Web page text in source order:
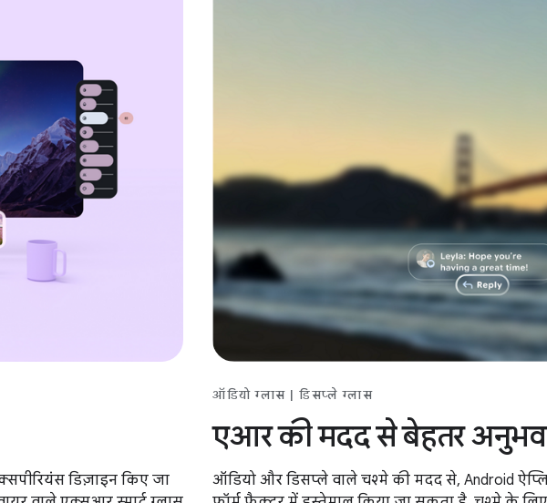
डिज़ाइन किए जा
ऑडियो ग्लास | डिसप्ले ग्लास
एआर की मदद से बेहतर अनुभव
ऑडियो और डिसप्ले वाले चश्मे की मदद से, Android